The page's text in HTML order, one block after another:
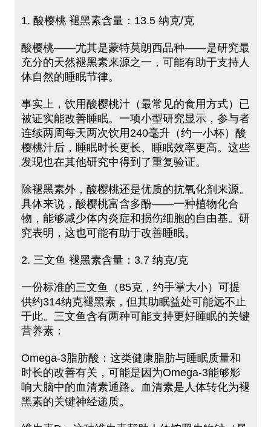
1. 酸樱桃 褪黑素含量：13.5 纳克/克
酸樱桃——尤其是蒙特莫朗西品种——是研究最
充分的天然褪黑素来源之一，可能有助于支持人
体自然的睡眠节律。
事实上，饮用酸樱桃汁（最常见的食用方式）已
被证实能改善睡眠。一项小型研究显示，参与者
连续两周每天两次饮用240毫升（约一小杯）酸
樱桃汁后，睡眠时长更长、睡眠效率更高。这些
发现也在其他研究中得到了重复验证。
除褪黑素外，酸樱桃还是优质的抗氧化剂来源。
具体来说，酸樱桃富含多酚——一种植物化合
物，能够减少体内炎症和损伤细胞的自由基。研
究表明，这也可能有助于改善睡眠。
2. 三文鱼 褪黑素含量：3.7 纳克/克
一份标准的三文鱼（85克，约手掌大小）可提
供约314纳克褪黑素，但其助眠益处可能远不止
于此。三文鱼含有两种可能支持更好睡眠的关键
营养素：
Omega-3脂肪酸：这类健康脂肪与睡眠质量和
时长的改善有关，可能是因为Omega-3能够影
响大脑中的血清素通路。血清素是人体转化为褪
黑素的关键神经递质。